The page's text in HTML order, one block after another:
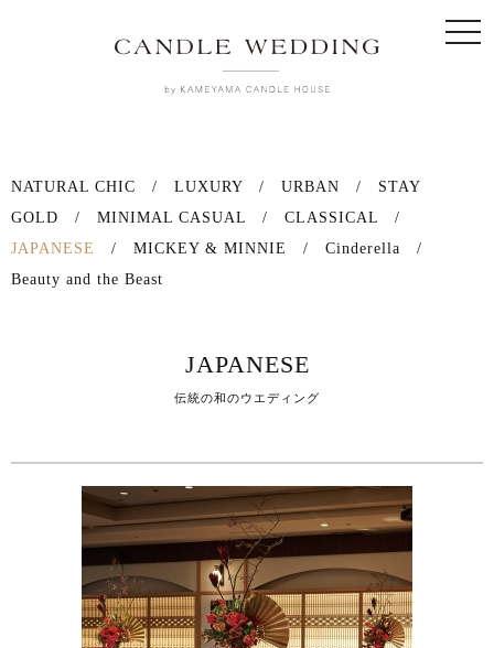
NATURAL CHIC / LUXURY / URBAN / STAY
GOLD / MINIMAL CASUAL / CLASSICAL /
JAPANESE
/ MICKEY & MINNIE / Cinderella /
Beauty and the Beast
JAPANESE
伝統の和のウエディング